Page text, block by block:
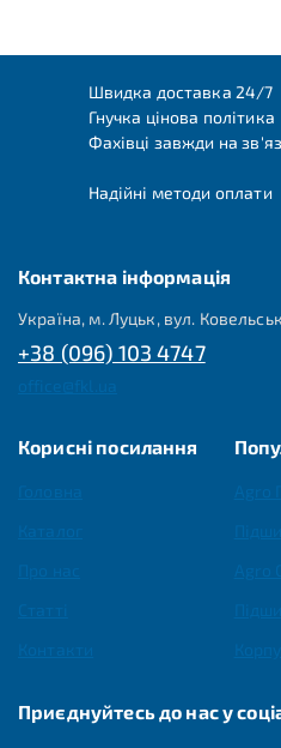
Швидка доставка 24/7
Гнучка цінова політика
Фахівці завжди на
Надійні методи оплати
Контактна інформація
Україна, м. Луцьк, вул.
+38 (096) 103 4747
Корисні посилання
Приєднуйтесь до нас у